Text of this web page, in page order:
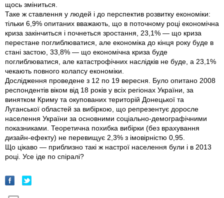
щось зміниться.
Таке ж ставлення у людей і до перспектив розвитку економіки:
тільки 6,9% опитаних вважають, що в поточному році економічна
криза закінчиться і почнеться зростання, 23,1% — що криза
перестане поглиблюватися, але економіка до кінця року буде в
стані застою, 33,8% — що економічна криза буде
поглиблюватися, але катастрофічних наслідків не буде, а 23,1%
чекають повного колапсу економіки.
Дослідження проведене з 12 по 19 вересня. Було опитано 2008
респондентів віком від 18 років у всіх регіонах України, за
винятком Криму та окупованих територій Донецької та
Луганської областей за вибіркою, що репрезентує доросле
населення України за основними соціально-демографічними
показниками. Теоретична похибка вибірки (без врахування
дизайн-ефекту) не перевищує 2,3% з імовірністю 0,95.
Що цікаво — приблизно такі ж настрої населення були і в 2013
році. Усе іде по спіралі?